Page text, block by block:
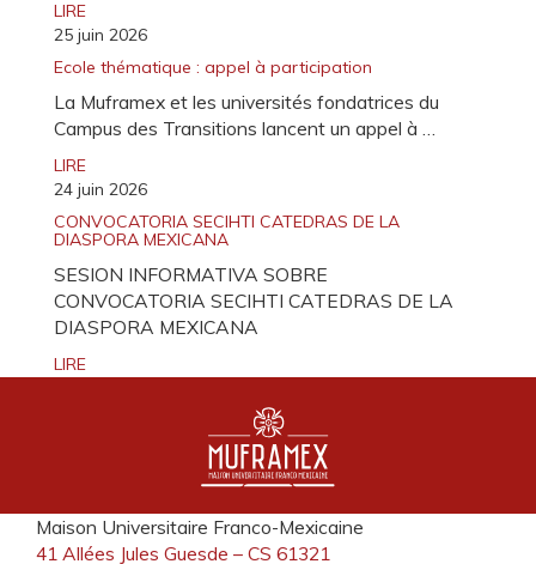
LIRE
25 juin 2026
Ecole thématique : appel à participation
La Muframex et les universités fondatrices du
Campus des Transitions lancent un appel à …
LIRE
24 juin 2026
CONVOCATORIA SECIHTI CATEDRAS DE LA
DIASPORA MEXICANA
SESION INFORMATIVA SOBRE
CONVOCATORIA SECIHTI CATEDRAS DE LA
DIASPORA MEXICANA
LIRE
Maison Universitaire Franco-Mexicaine
41 Allées Jules Guesde – CS 61321